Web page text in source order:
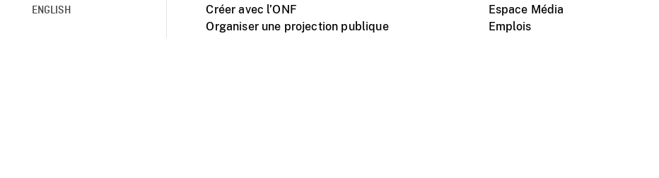
ENGLISH
Créer avec l’ONF
Organiser une projection publique
Espace Média
Emplois